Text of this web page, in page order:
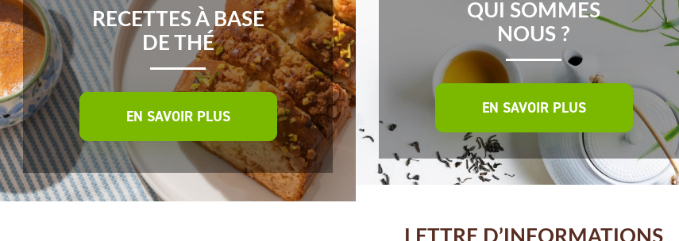
RECETTES À BASE
DE THÉ
EN SAVOIR PLUS
QUI SOMMES
NOUS ?
EN SAVOIR PLUS
LETTRE D’INFORMATIONS